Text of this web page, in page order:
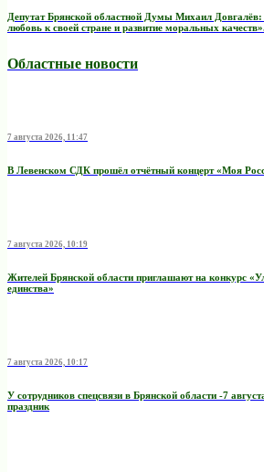
Депутат Брянской областной Думы Михаил Довгалёв:
любовь к своей стране и развитие моральных
Областные новости
7 августа 2026, 11:47
В Левенском СДК прошёл отчётный концерт «Моя
7 августа 2026, 10:19
Жителей Брянской области приглашают на конкурс
единства»
7 августа 2026, 10:17
У сотрудников спецсвязи в Брянской области -7
праздник